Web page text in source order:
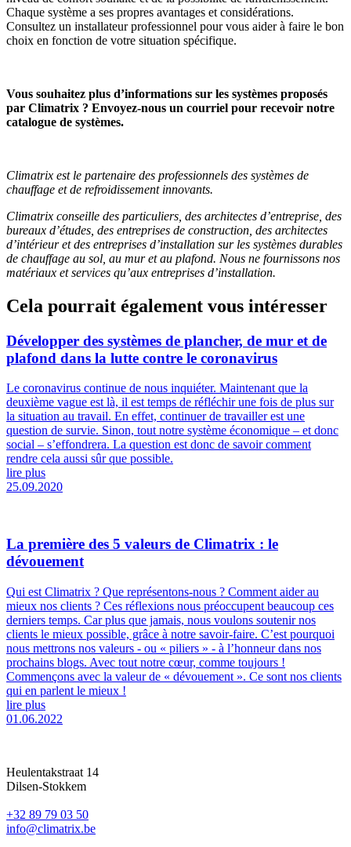
Chaque système a ses propres avantages et considérations.
Consultez un installateur professionnel pour vous aider à faire le bon
choix en fonction de votre situation spécifique.
Vous souhaitez plus d’informations sur les systèmes proposés
par Climatrix ? Envoyez-nous un courriel pour recevoir notre
catalogue de systèmes.
Climatrix est le partenaire des professionnels des systèmes de
chauffage et de refroidissement innovants.
Climatrix conseille des particuliers, des architectes d’entreprise, des
bureaux d’études, des entreprises de construction, des architectes
d’intérieur et des entreprises d’installation sur les systèmes durables
de chauffage au sol, au mur et au plafond. Nous ne fournissons nos
matériaux et services qu’aux entreprises d’installation.
Cela pourrait également vous intéresser
Développer des systèmes de plancher, de mur et de
plafond dans la lutte contre le coronavirus
Le coronavirus continue de nous inquiéter. Maintenant que la
deuxième vague est là, il est temps de réfléchir une fois de plus sur
la situation au travail. En effet, continuer de travailler est une
question de survie. Sinon, tout notre système économique – et donc
social – s’effondrera. La question est donc de savoir comment
rendre cela aussi sûr que possible.
lire plus
25.09.2020
La première des 5 valeurs de Climatrix : le
dévouement
Qui est Climatrix ? Que représentons-nous ? Comment aider au
mieux nos clients ? Ces réflexions nous préoccupent beaucoup ces
derniers temps. Car plus que jamais, nous voulons soutenir nos
clients le mieux possible, grâce à notre savoir-faire. C’est pourquoi
nous mettrons nos valeurs - ou « piliers » - à l’honneur dans nos
prochains blogs. Avec tout notre cœur, comme toujours !
Commençons avec la valeur de « dévouement ». Ce sont nos clients
qui en parlent le mieux !
lire plus
01.06.2022
Heulentakstraat 14
Dilsen-Stokkem
+32 89 79 03 50
info@climatrix.be